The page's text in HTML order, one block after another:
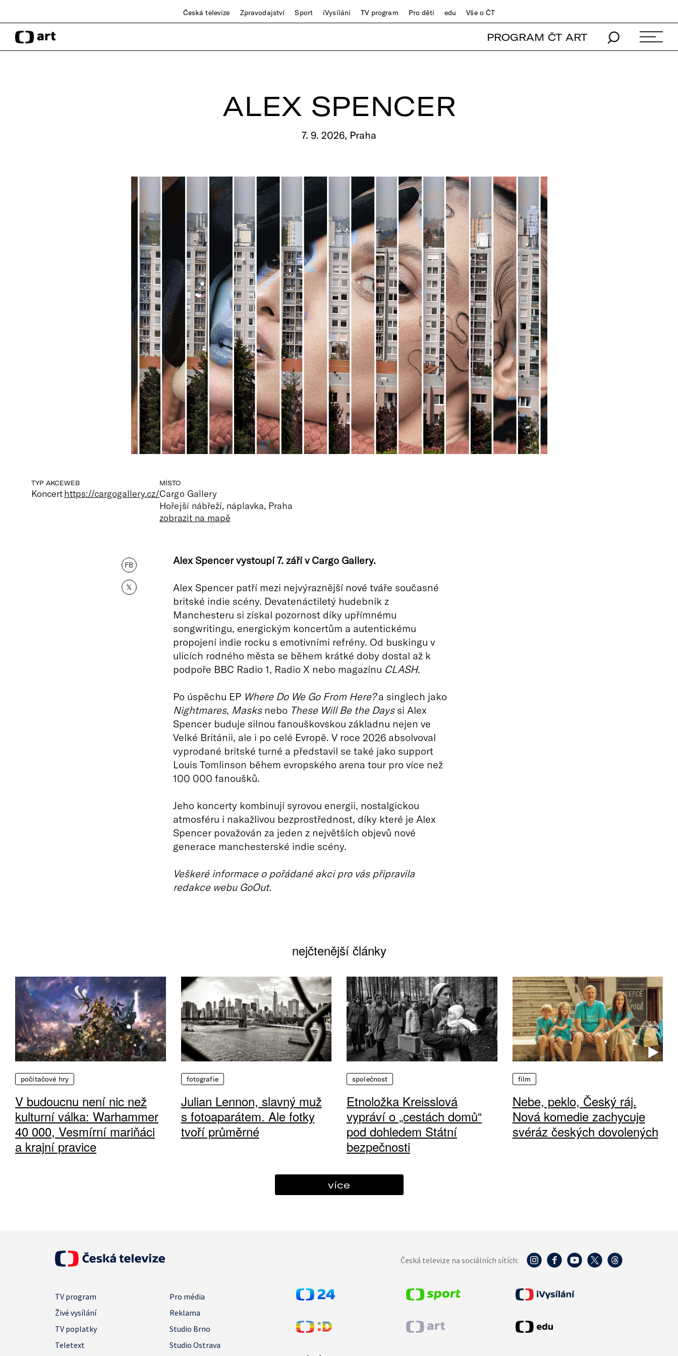
Česká televize Zpravodajství Sport iVysílání TV program Pro děti edu Vše o ČT
PROGRAM ČT ART
ALEX SPENCER
7. 9. 2026, Praha
TYP AKCE
Koncert
WEB
https://cargogallery.cz/
MÍSTO
Cargo Gallery
Hořejší nábřeží, náplavka, Praha
zobrazit na mapě
FB
𝕏
Alex Spencer vystoupí 7. září v Cargo Gallery.
Alex Spencer patří mezi nejvýraznější nové tváře současné
britské indie scény. Devatenáctiletý hudebník z
Manchesteru si získal pozornost díky upřímnému
songwritingu, energickým koncertům a autentickému
propojení indie rocku s emotivními refrény. Od buskingu v
ulicích rodného města se během krátké doby dostal až k
podpoře BBC Radio 1, Radio X nebo magazínu CLASH.
Po úspěchu EP Where Do We Go From Here?a singlech jako
Nightmares, Masksnebo These Will Be the Dayssi Alex
Spencer buduje silnou fanouškovskou základnu nejen ve
Velké Británii, ale i po celé Evropě. V roce 2026 absolvoval
vyprodané britské turné a představil se také jako support
Louis Tomlinson během evropského arena tour pro více než
100 000 fanoušků.
Jeho koncerty kombinují syrovou energii, nostalgickou
atmosféru i nakažlivou bezprostřednost, díky které je Alex
Spencer považován za jeden z největších objevů nové
generace manchesterské indie scény.
Veškeré informace o pořádané akci pro vás připravila
redakce webu GoOut.
nejčtenější články
počítačové hry
V budoucnu není nic než
kulturní válka: Warhammer
40 000, Vesmírní mariňáci
a krajní pravice
fotografie
Julian Lennon, slavný muž
s fotoaparátem. Ale fotky
tvoří průměrné
společnost
Etnoložka Kreisslová
vypráví o „cestách domů“
pod dohledem Státní
bezpečnosti
film
Nebe, peklo, Český ráj.
Nová komedie zachycuje
svéráz českých dovolených
více
Česká televize na sociálních sítích:
TV program
Pro média
Živé vysílání
Reklama
TV poplatky
Studio Brno
Teletext
Studio Ostrava